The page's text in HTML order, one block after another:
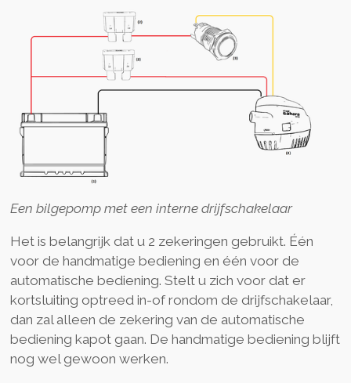
Een bilgepomp met een interne drijfschakelaar
Het is belangrijk dat u 2 zekeringen gebruikt. Één
voor de handmatige bediening en één voor de
automatische bediening. Stelt u zich voor dat er
kortsluiting optreed in-of rondom de drijfschakelaar,
dan zal alleen de zekering van de automatische
bediening kapot gaan. De handmatige bediening blijft
nog wel gewoon werken.